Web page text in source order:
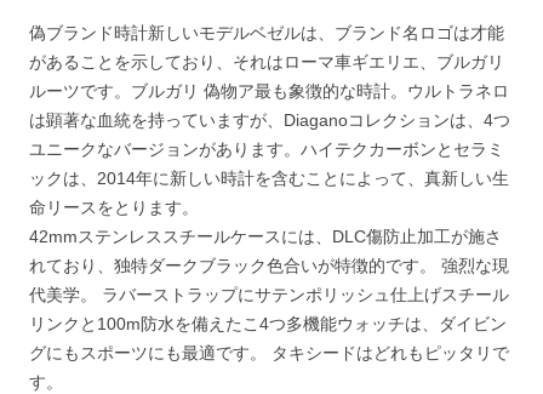
偽ブランド時計新しいモデルベゼルは、ブランド名ロゴは才能
があることを示しており、それはローマ車ギエリエ、ブルガリ
ルーツです。ブルガリ 偽物ア最も象徴的な時計。ウルトラネロ
は顕著な血統を持っていますが、Diaganoコレクションは、4つ
ユニークなバージョンがあります。ハイテクカーボンとセラミ
ックは、2014年に新しい時計を含むことによって、真新しい生
命リースをとります。
42mmステンレススチールケースには、DLC傷防止加工が施さ
れており、独特ダークブラック色合いが特徴的です。 強烈な現
代美学。 ラバーストラップにサテンポリッシュ仕上げスチール
リンクと100m防水を備えたこ4つ多機能ウォッチは、ダイビン
グにもスポーツにも最適です。 タキシードはどれもピッタリで
す。